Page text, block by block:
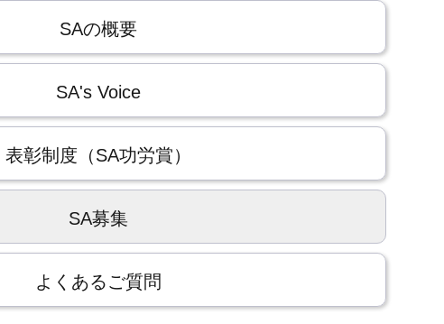
SAの概要
SA's Voice
表彰制度（SA功労賞）
SA募集
よくあるご質問